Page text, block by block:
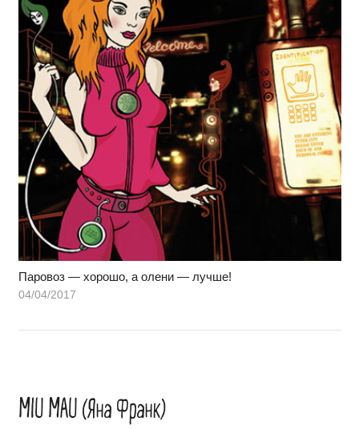
Паровоз — хорошо, а олени — лучше!
04/04/2017
MIU MAU (Яна Франк)